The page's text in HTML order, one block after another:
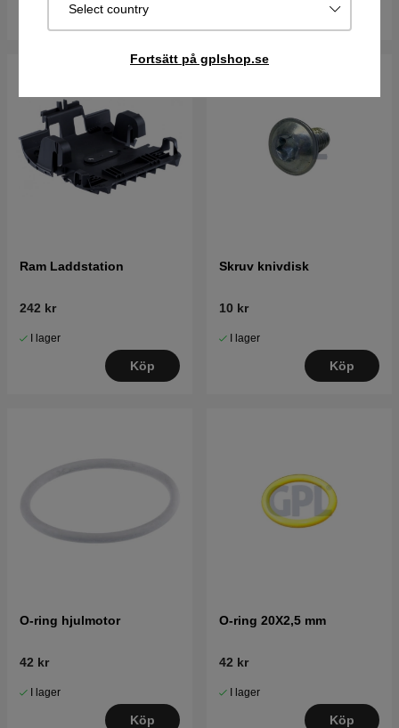
Select country
Fortsätt på gplshop.se
Köp Köp
Ram Laddstation
242 kr
I lager
Köp
Skruv knivdisk
10 kr
I lager
Köp
O-ring hjulmotor
42 kr
I lager
Köp
O-ring 20X2,5 mm
42 kr
I lager
Köp